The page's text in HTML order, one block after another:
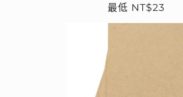
定
最低 NT$23